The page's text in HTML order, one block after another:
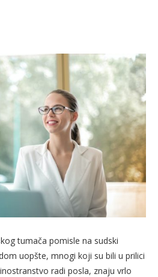
tumača pomisle na sudski
uopšte, mnogi koji su bili u prilici
radi posla, znaju vrlo